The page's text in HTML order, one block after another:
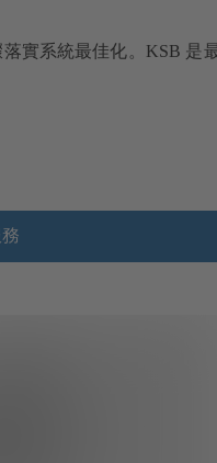
實系統最佳化。KSB 是